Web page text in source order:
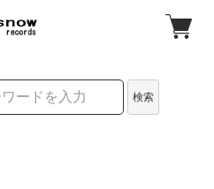
検索